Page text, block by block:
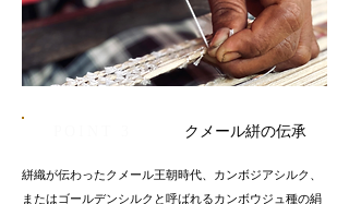
クメール絣の伝承
絣織が伝わったクメール王朝時代、カンボジアシルク、
またはゴールデンシルクと呼ばれるカンボウジュ種の絹